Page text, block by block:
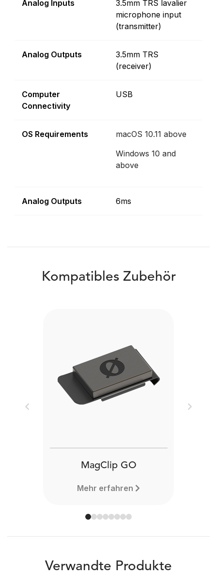
Analog Inputs
3.5mm TRS lavalier
microphone input
(transmitter)
Analog Outputs
3.5mm TRS
(receiver)
Computer
Connectivity
USB
OS Requirements
macOS 10.11 above
Windows 10 and
above
Analog Outputs 6ms
Kompatibles Zubehör
MagClip GO
Mehr erfahren
Previous Next
Verwandte Produkte